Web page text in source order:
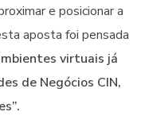
e posicionar a
aposta foi pensada
virtuais já
de Negócios CIN,